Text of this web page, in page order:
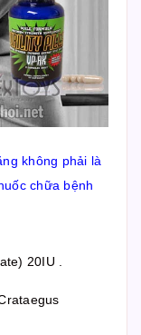
không phải là
chữa bệnh
20IU .